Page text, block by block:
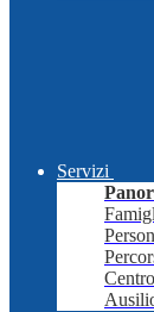
Servizi